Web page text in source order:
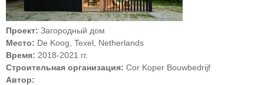
Проект: Загородный дом
Место: De Koog, Texel, Netherlands
Время: 2018-2021 гг.
Строительная организация: Cor Koper Bouwbedrijf
Автор: